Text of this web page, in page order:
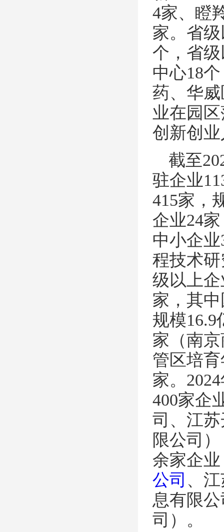
4家、瞪
家。省
个，省
中心18
药、华
业在园
创新创
截至
驻企业
415家，
企业24
中小企
程技术
级以上
家，其
规模16.9
家（南
管区培
家。
400家企
司、江
限公司
余家企
公司 、
息有限
司）。